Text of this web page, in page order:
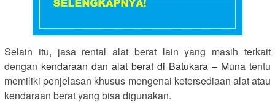
Selain itu, jasa rental alat berat lain yang masih terkait
dengan kendaraan dan alat berat di Batukara – Muna tentu
memiliki penjelasan khusus mengenai ketersediaan alat atau
kendaraan berat yang bisa digunakan.